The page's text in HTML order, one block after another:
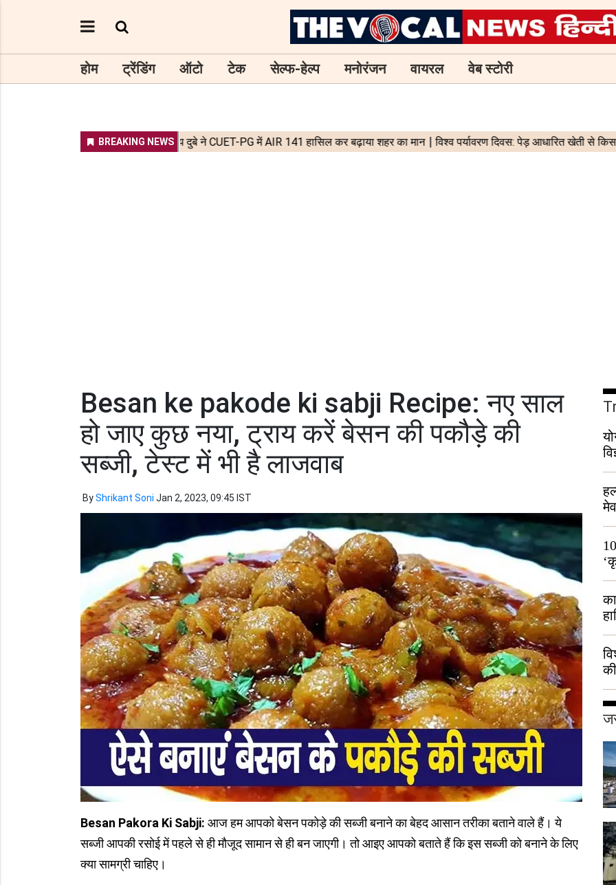
होम ट्रेंडिंग ऑटो टेक सेल्फ-हेल्प मनोरंजन वायरल वेब स्टोरी
Besan ke pakode ki sabji Recipe: नए साल
हो जाए कुछ नया, ट्राय करें बेसन की पकौड़े की
सब्जी, टेस्ट में भी है लाजवाब
ByShrikant Soni Jan 2, 2023, 09:45 IST
Besan Pakora Ki Sabji: आज हम आपको बेसन पकोड़े की सब्जी बनाने का बेहद आसान तरीका बताने वाले हैं। ये
सब्जी आपकी रसोई में पहले से ही मौजूद सामान से ही बन जाएगी। तो आइए आपको बताते हैं कि इस सब्जी को बनाने के लिए
क्या सामग्री चाहिए।
हुई